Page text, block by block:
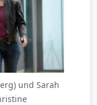
und Sarah